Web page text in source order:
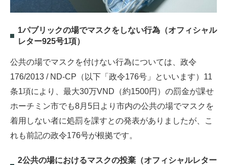
1パブリックの場でマスクをしない行為（オフィシャル
レター925号1項）
公共の場でマスクを付けない行為については、政令
176/2013 / ND-CP（以下「政令176号」といいます）11
条1項により、最大30万VND（約1500円）の罰金が課せ
ホーチミン市でも8月5日より市内の公共の場でマスクを
着用しない者に処罰を課すとの発表がありましたが、こ
れも前記の政令176号が根拠です。
2公共の場におけるマスクの投棄（オフィシャルレター